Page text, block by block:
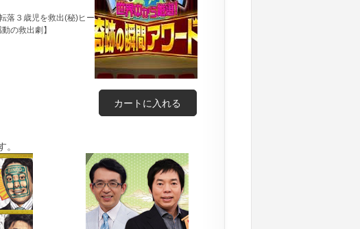
落３歳児を救出(秘)ヒー
の救出劇】
カートに入れる